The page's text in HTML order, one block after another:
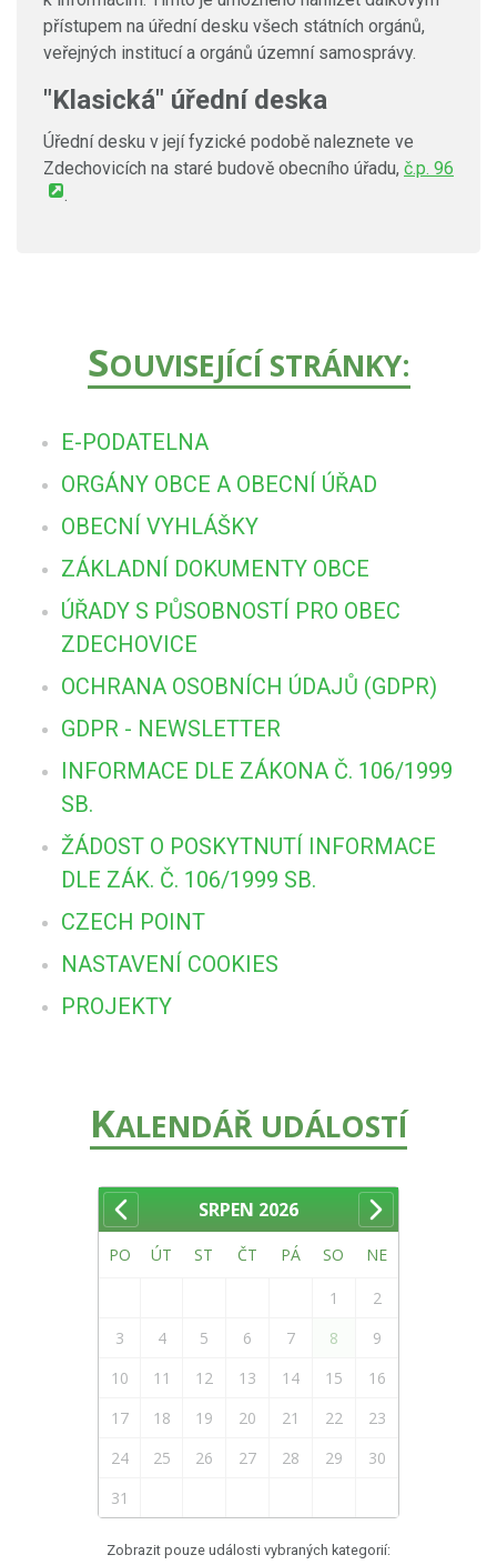
přístupem na úřední desku všech státních orgánů,
veřejných institucí a orgánů územní samosprávy.
"Klasická" úřední deska
Úřední desku v její fyzické podobě naleznete ve
Zdechovicích na staré budově obecního úřadu, č.p. 96
.
SOUVISEJÍCÍ STRÁNKY:
E-PODATELNA
ORGÁNY OBCE A OBECNÍ ÚŘAD
OBECNÍ VYHLÁŠKY
ZÁKLADNÍ DOKUMENTY OBCE
ÚŘADY S PŮSOBNOSTÍ PRO OBEC
ZDECHOVICE
OCHRANA OSOBNÍCH ÚDAJŮ (GDPR)
GDPR - NEWSLETTER
INFORMACE DLE ZÁKONA Č. 106/1999
SB.
ŽÁDOST O POSKYTNUTÍ INFORMACE
DLE ZÁK. Č. 106/1999 SB.
CZECH POINT
NASTAVENÍ COOKIES
PROJEKTY
KALENDÁŘ UDÁLOSTÍ
SRPEN 2026
PO ÚT ST ČT PÁ SO NE
1
2
3
4 5 6 7 8
9
10
11 12 13 14 15
16
17
18 19 20 21 22
23
24
25 26 27 28 29
30
31
Zobrazit pouze události vybraných kategorií: